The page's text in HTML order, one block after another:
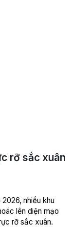
rỡ sắc xuân
nhiều khu
lên diện mạo
rỡ sắc xuân.